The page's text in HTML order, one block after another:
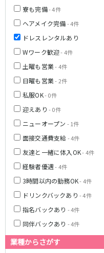
寮も完備- 4件
ヘアメイク完備- 4件
ドレスレンタルあり
Wワーク歓迎- 4件
土曜も営業- 4件
日曜も営業- 2件
私服OK- 0件
迎えあり - 0件
ニューオープン - 1件
面接交通費支給- 4件
友達と一緒に体入OK- 4件
経験者優遇- 4件
3時間以内の勤務OK- 4件
ドリンクバックあり - 4件
指名バックあり - 4件
同伴バックあり - 4件
業種からさがす
西武新宿線
西武新宿駅
高田馬場駅
新井薬師前駅
JR根岸線
関内駅
桜木町駅
西武池袋線
池袋駅
所沢駅
東久留米駅
清瀬駅
飯能駅
保谷駅